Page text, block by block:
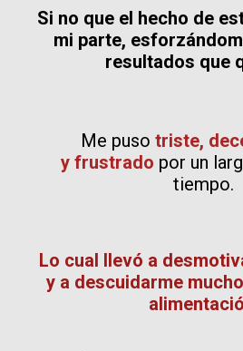
Si no que el hecho de
mi parte,
resultados que
Me puso triste,
y frustrado por un
tiempo.
Lo cual llevó a
y a descuidarme